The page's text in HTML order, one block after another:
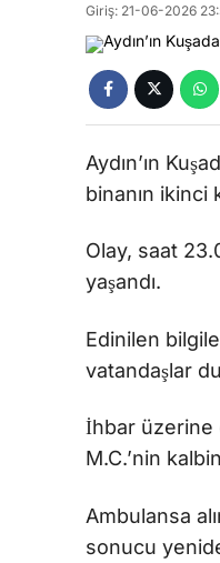
Giriş: 21-06-2026
Aydın’ın
binanın ikinci
Olay, saat
yaşandı.
Edinilen
vatandaşlar
İhbar üzerine
M.C.’nin
Ambulansa
sonucu